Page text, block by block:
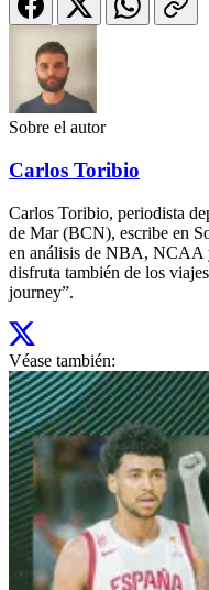
Sobre el autor
Carlos Toribio
Carlos Toribio, periodista
de Mar (BCN), escribe en
en análisis de NBA, NCAA
disfruta también de los
journey”.
Véase también: